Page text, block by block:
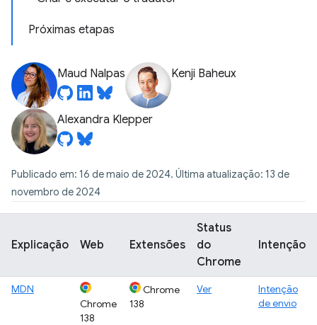
Próximas etapas
Maud Nalpas Kenji Baheux
Alexandra Klepper
Publicado em: 16 de maio de 2024. Última atualização: 13 de
novembro de 2024
Explicação Web Extensões
Status
do
Chrome
Intenção
MDN
Chrome
138
Chrome
138
Ver
Intenção
de envio